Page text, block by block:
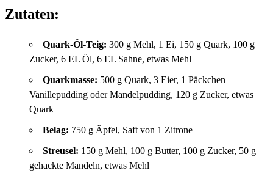
Zutaten:
Quark-Öl-Teig: 300 g Mehl, 1 Ei, 150 g Quark, 100 g
Zucker, 6 EL Öl, 6 EL Sahne, etwas Mehl
Quarkmasse: 500 g Quark, 3 Eier, 1 Päckchen
Vanillepudding oder Mandelpudding, 120 g Zucker, etwas
Quark
Belag: 750 g Äpfel, Saft von 1 Zitrone
Streusel: 150 g Mehl, 100 g Butter, 100 g Zucker, 50 g
gehackte Mandeln, etwas Mehl